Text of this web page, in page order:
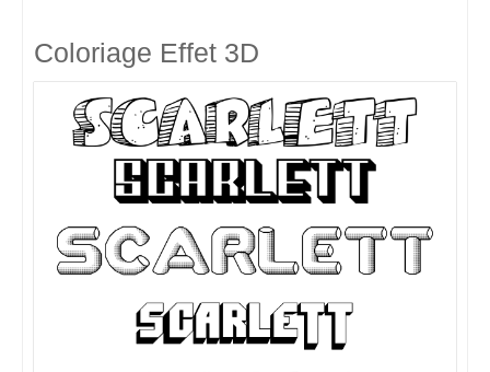
Coloriage Effet 3D